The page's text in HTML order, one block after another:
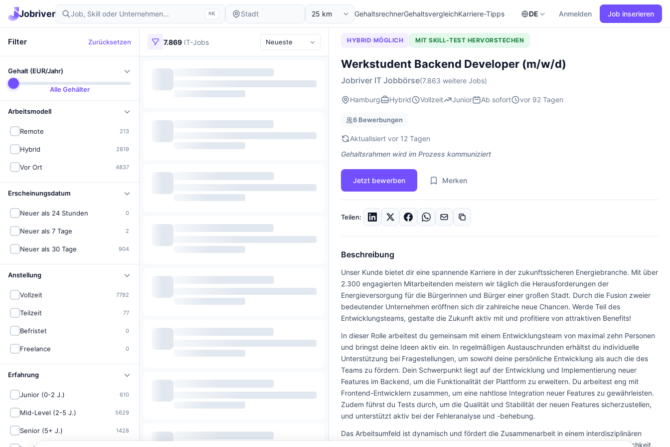
Jobriver ⌘K GehaltsrechnerGehaltsvergleichKarriere-Tipps DE Anmelden Job inserieren
Filter Zurücksetzen
Gehalt (EUR/Jahr)
Alle Gehälter
Arbeitsmodell
Remote 213
Hybrid 2819
Vor Ort 4837
Erscheinungsdatum
Neuer als 24 Stunden 0
Neuer als 7 Tage 2
Neuer als 30 Tage 904
Anstellung
Vollzeit 7792
Teilzeit 77
Befristet 0
Freelance 0
Erfahrung
Junior (0-2 J.) 610
Mid-Level (2-5 J.) 5629
Senior (5+ J.) 1428
7.869 IT-Jobs HYBRID MÖGLICH MIT SKILL-TEST HERVORSTECHEN
Werkstudent Backend Developer (m/w/d)
Jobriver IT Jobbörse(7.863 weitere Jobs)
Hamburg Hybrid Vollzeit Junior Ab sofort vor 92 Tagen
6 Bewerbungen
Aktualisiert vor 12 Tagen
Gehaltsrahmen wird im Prozess kommuniziert
Jetzt bewerben Merken
Teilen:
Beschreibung
Unser Kunde bietet dir eine spannende Karriere in der zukunftssicheren Energiebranche. Mit über
2.300 engagierten Mitarbeitenden meistern wir täglich die Herausforderungen der
Energieversorgung für die Bürgerinnen und Bürger einer großen Stadt. Durch die Fusion zweier
bedeutender Unternehmen eröffnen sich dir zahlreiche neue Chancen. Werde Teil des
Entwicklungsteams, gestalte die Zukunft aktiv mit und profitiere von attraktiven Benefits!
In dieser Rolle arbeitest du gemeinsam mit einem Entwicklungsteam von maximal zehn Personen
und bringst deine Ideen aktiv ein. In regelmäßigen Austauschrunden erhältst du individuelle
Unterstützung bei Fragestellungen, um sowohl deine persönliche Entwicklung als auch die des
Teams zu fördern. Dein Schwerpunkt liegt auf der Entwicklung und Implementierung neuer
Features im Backend, um die Funktionalität der Plattform zu erweitern. Du arbeitest eng mit
Frontend-Entwicklern zusammen, um eine nahtlose Integration neuer Features zu gewährleisten.
Zudem führst du Tests durch, um die Qualität und Stabilität der neuen Features sicherzustellen,
und unterstützt aktiv bei der Fehleranalyse und -behebung.
Das Arbeitsumfeld ist dynamisch und fördert die Zusammenarbeit in einem interdisziplinären
Team, in dem Teamgeist und Kommunikation großgeschrieben werden. Du hast die Möglichkeit,